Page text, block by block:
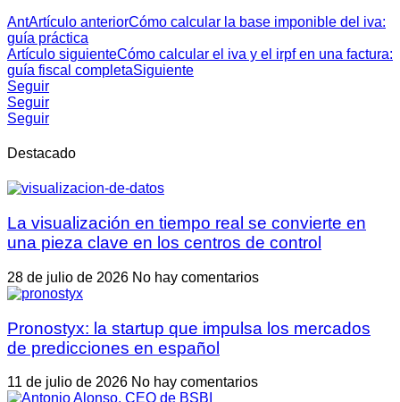
AntArtículo anteriorCómo calcular la base imponible del iva:
guía práctica
Artículo siguienteCómo calcular el iva y el irpf en una factura:
guía fiscal completaSiguiente
Seguir
Seguir
Seguir
Destacado
La visualización en tiempo real se convierte en
una pieza clave en los centros de control
28 de julio de 2026 No hay comentarios
Pronostyx: la startup que impulsa los mercados
de predicciones en español
11 de julio de 2026 No hay comentarios